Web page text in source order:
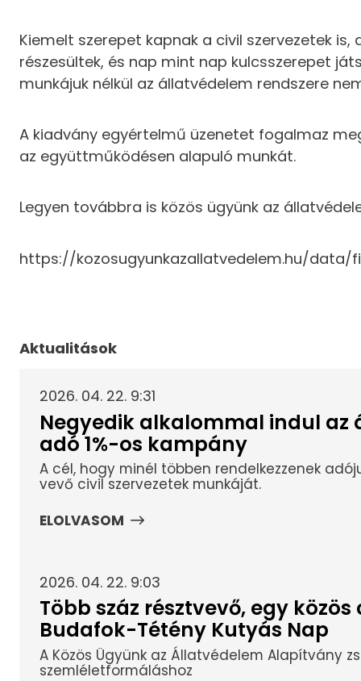
Kiemelt szerepet kapnak a civil szervezetek
részesültek, és nap mint nap kulcsszerepet
munkájuk nélkül az állatvédelem rendszere
A kiadvány egyértelmű üzenetet fogalmaz
az együttműködésen alapuló munkát.
Legyen továbbra is közös ügyünk az
https://kozosugyunkazallatvedelem.hu/data/
Aktualitások
2026. 04. 22. 9:31
Negyedik alkalommal indul
adó 1%-os kampány
A cél, hogy minél többen rendelkezzenek
vevő civil szervezetek munkáját.
ELOLVASOM
2026. 04. 22. 9:03
Több száz résztvevő, egy
Budafok-Tétény Kutyás Nap
A Közös Ügyünk az Állatvédelem Alapítvány
szemléletformáláshoz